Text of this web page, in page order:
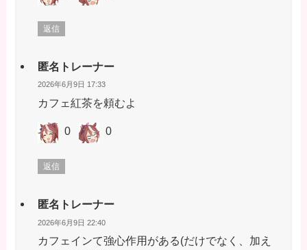
返信
匿名トレーナー
2026年6月9日 17:33
カフェ紅茶を頼むよ
0 0
返信
匿名トレーナー
2026年6月9日 22:40
カフェインて強心作用がある(だけでなく、加え